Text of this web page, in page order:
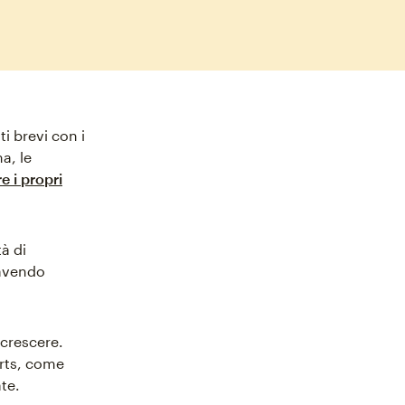
brevi con i
le
i propri
di
come